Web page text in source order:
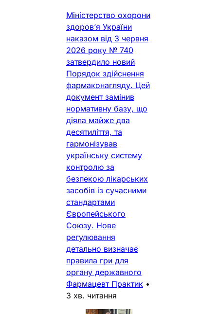
Міністерство охорони
здоров’я України
наказом від 3 червня
2026 року № 740
затвердило новий
Порядок здійснення
фармаконагляду. Цей
документ замінив
нормативну базу, що
діяла майже два
десятиліття, та
гармонізував
українську систему
контролю за
безпекою лікарських
засобів із сучасними
стандартами
Європейського
Союзу. Нове
регулювання
детально визначає
правила гри для
органу державного
Фармацевт Практик •
3 хв. читання